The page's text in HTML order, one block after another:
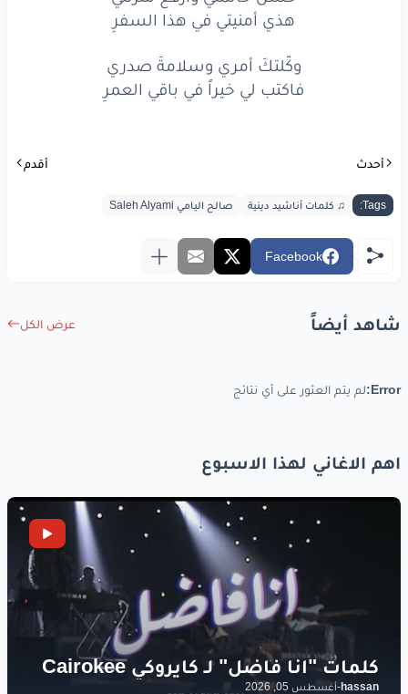
فاكتبليخيراًفي باقيالعمرِ
فاكتبليخيراًفي باقيالعمرِ
هذي أمنيتي في هذا السفرِ
وكّلتكَ أمري وسلامةَ صدري
فاكتب لي خيراً في باقي العمرِ
أحدث أقدم
Tags: ♫ كلمات أناشيد دينية صالح اليامي Saleh Alyami
Facebook
شاهد أيضاً عرض الكل
Error: لم يتم العثور على أي نتائج
اهم الاغاني لهذا الاسبوع
hassan
-أغسطس 05, 2026